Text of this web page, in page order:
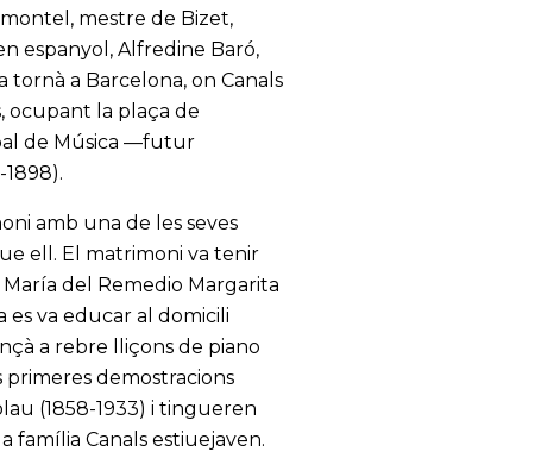
mestre de Bizet,
espanyol, Alfredine Baró,
tornà a Barcelona, on Canals
ocupant la plaça de
de Música —futur
amb una de les seves
ell. El matrimoni va tenir
del Remedio Margarita
es va educar al domicili
a rebre lliçons de piano
primeres demostracions
(1858-1933) i tingueren
família Canals estiuejaven.